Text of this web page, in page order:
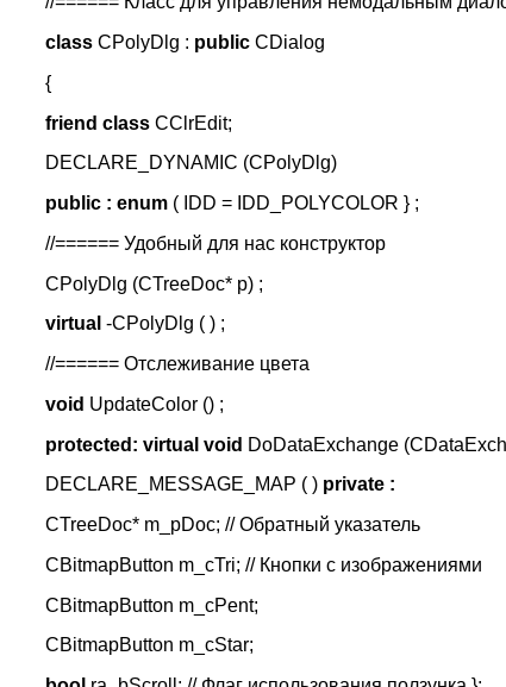
class CPolyDlg : public CDialog
{
friend class CClrEdit;
DECLARE_DYNAMIC (CPolyDlg)
public : enum ( IDD = IDD_POLYCOLOR } ;
//====== Удобный для нас конструктор
CPolyDlg (CTreeDoc* p) ;
virtual -CPolyDlg ( ) ;
//====== Отслеживание цвета
void UpdateColor () ;
protected: virtual void DoDataExchange
DECLARE_MESSAGE_MAP ( ) private :
CTreeDoc* m_pDoc; // Обратный указатель
CBitmapButton m_cTri; // Кнопки с изображениями
CBitmapButton m_cPent;
CBitmapButton m_cStar;